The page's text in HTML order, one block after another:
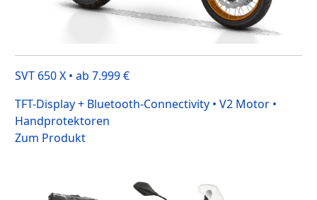
SVT 650 X • ab 7.999 €
TFT-Display + Bluetooth-Connectivity • V2 Motor •
Handprotektoren
Zum Produkt